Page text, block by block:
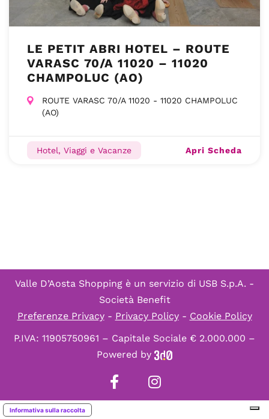
LE PETIT ABRI HOTEL – ROUTE
VARASC 70/A 11020 – 11020
CHAMPOLUC (AO)
ROUTE VARASC 70/A 11020 - 11020 CHAMPOLUC
(AO)
Hotel, Viaggi e Vacanze Apri Scheda
Valle D’Aosta Shopping è un servizio di USB S.p.A. -
Società Benefit
Preferenze Privacy- Privacy Policy- Cookie Policy
P.IVA: 11905750961 – Capitale Sociale € 2.000.000 –
Powered by
Informativa sulla raccolta